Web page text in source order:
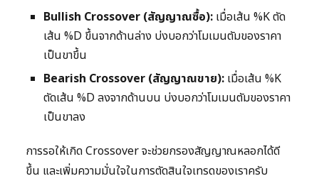
Bullish Crossover (สัญญาณซื้อ): เมื่อเส้น %K ตัด
เส้น %D ขึ้นจากด้านล่าง บ่งบอกว่าโมเมนตัมของราคา
เป็นขาขึ้น
Bearish Crossover (สัญญาณขาย): เมื่อเส้น %K
ตัดเส้น %D ลงจากด้านบน บ่งบอกว่าโมเมนตัมของราคา
เป็นขาลง
การรอให้เกิด Crossover จะช่วยกรองสัญญาณหลอกได้ดี
ขึ้น และเพิ่มความมั่นใจในการตัดสินใจเทรดของเราครับ